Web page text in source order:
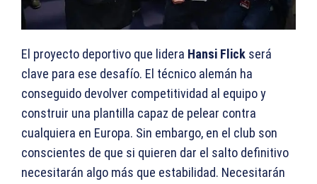
El proyecto deportivo que lidera Hansi Flick será
clave para ese desafío. El técnico alemán ha
conseguido devolver competitividad al equipo y
construir una plantilla capaz de pelear contra
cualquiera en Europa. Sin embargo, en el club son
conscientes de que si quieren dar el salto definitivo
necesitarán algo más que estabilidad. Necesitarán